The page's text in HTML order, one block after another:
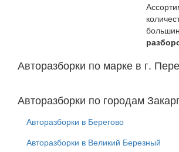
Авторазборки по марке в г.
Авторазборки по городам
Авторазборки в Берегово
Авторазборки в Великий Березный